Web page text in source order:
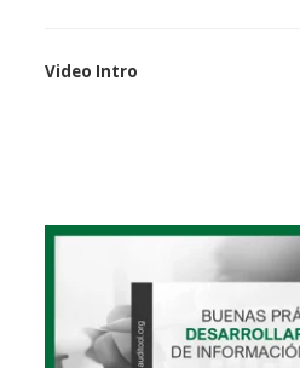
Video Intro